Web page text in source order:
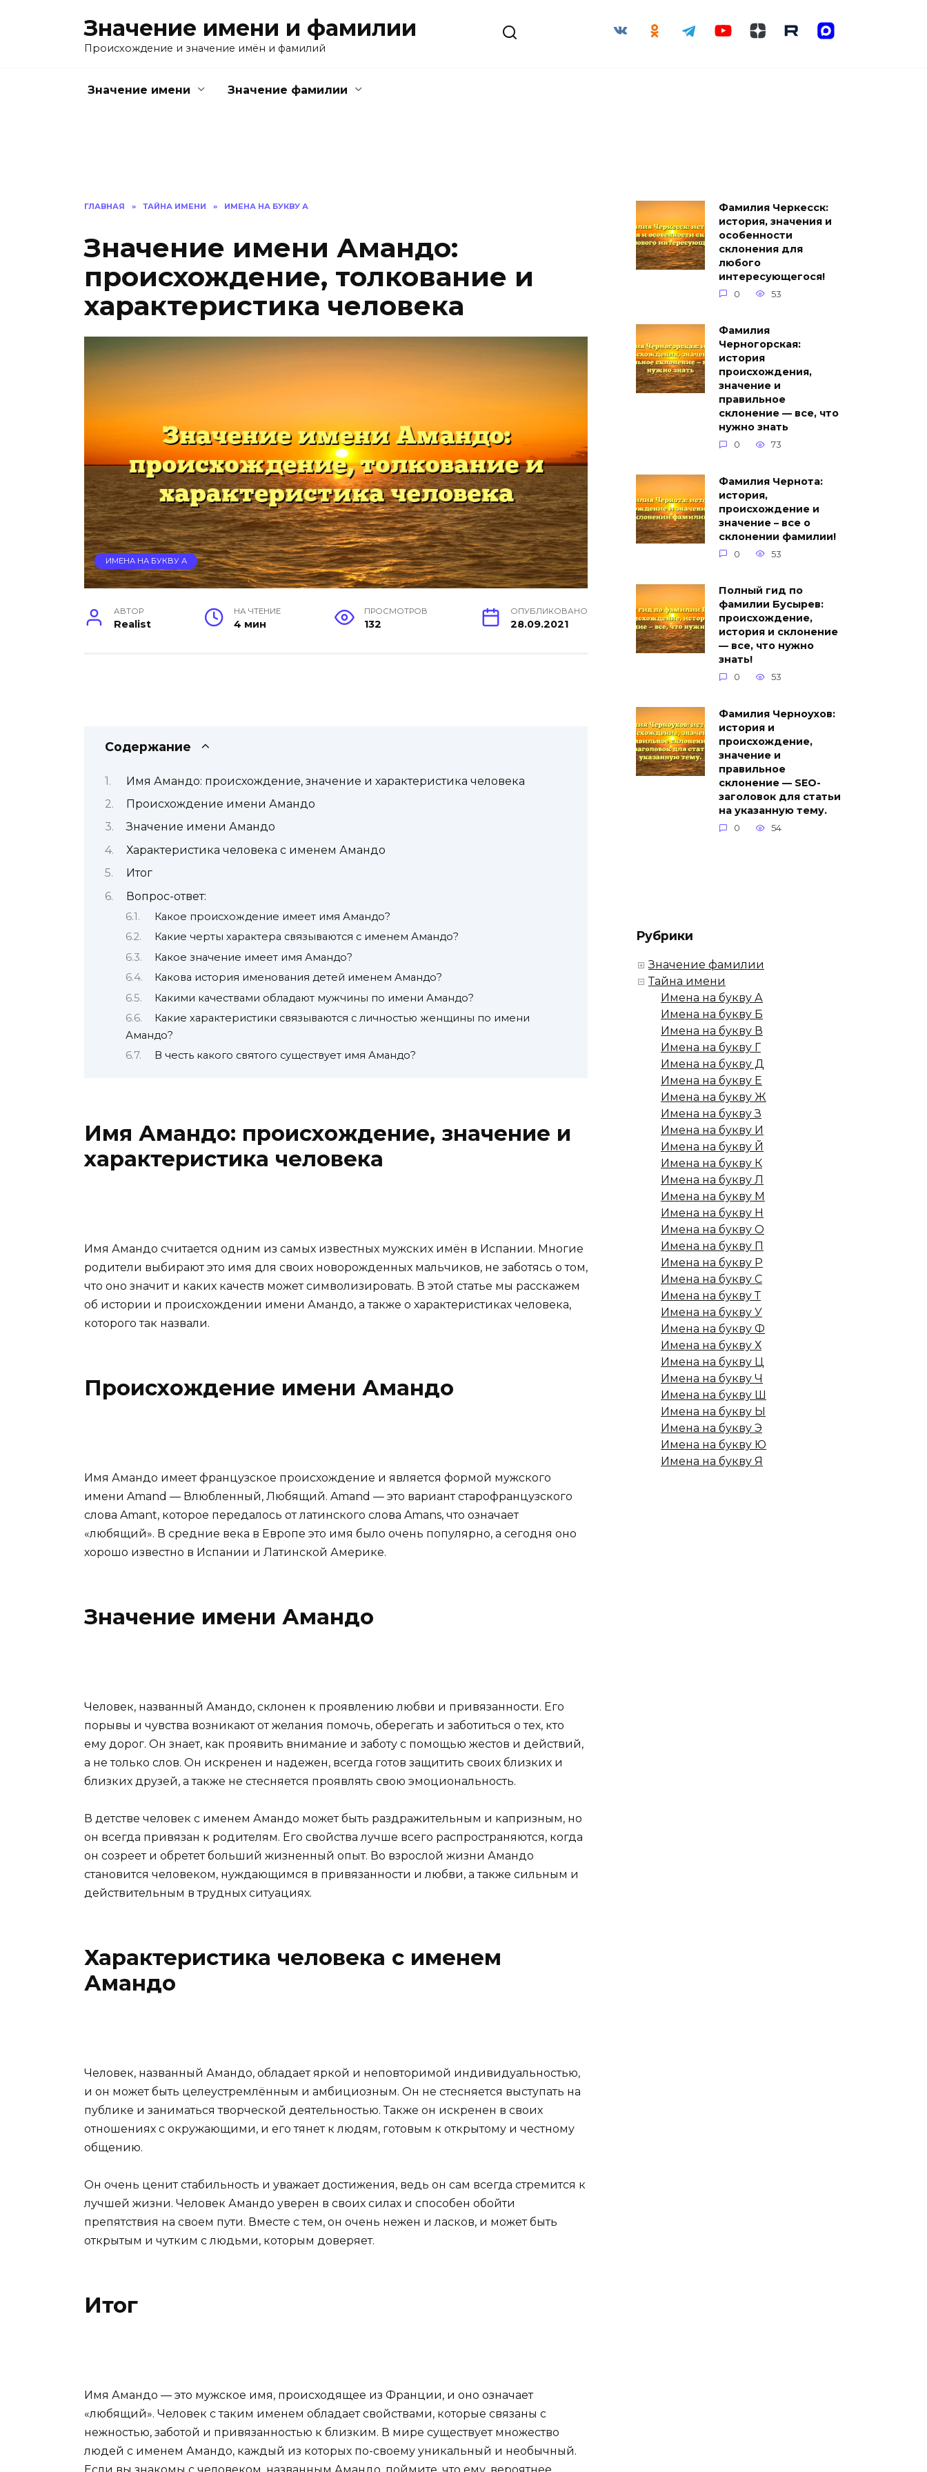
Значение имени и фамилии
Происхождение и значение имён и фамилий
Значение имени Значение фамилии
ГЛАВНАЯ » ТАЙНА ИМЕНИ » ИМЕНА НА БУКВУ А
Значение имени Амандо:
происхождение, толкование и
характеристика человека
ИМЕНА НА БУКВУ А
АВТОР
Realist
НА ЧТЕНИЕ
4 мин
ПРОСМОТРОВ
132
ОПУБЛИКОВАНО
28.09.2021
Содержание
Имя Амандо: происхождение, значение и характеристика человека
Происхождение имени Амандо
Значение имени Амандо
Характеристика человека с именем Амандо
Итог
Вопрос-ответ:
Какое происхождение имеет имя Амандо?
Какие черты характера связываются с именем Амандо?
Какое значение имеет имя Амандо?
Какова история именования детей именем Амандо?
Какими качествами обладают мужчины по имени Амандо?
Какие характеристики связываются с личностью женщины по имени
Амандо?
В честь какого святого существует имя Амандо?
Имя Амандо: происхождение, значение и
характеристика человека
Имя Амандо считается одним из самых известных мужских имён в Испании. Многие
родители выбирают это имя для своих новорожденных мальчиков, не заботясь о том,
что оно значит и каких качеств может символизировать. В этой статье мы расскажем
об истории и происхождении имени Амандо, а также о характеристиках человека,
которого так назвали.
Происхождение имени Амандо
Имя Амандо имеет французское происхождение и является формой мужского
имени Amand — Влюбленный, Любящий. Amand — это вариант старофранцузского
слова Amant, которое передалось от латинского слова Amans, что означает
«любящий». В средние века в Европе это имя было очень популярно, а сегодня оно
хорошо известно в Испании и Латинской Америке.
Значение имени Амандо
Человек, названный Амандо, склонен к проявлению любви и привязанности. Его
порывы и чувства возникают от желания помочь, оберегать и заботиться о тех, кто
ему дорог. Он знает, как проявить внимание и заботу с помощью жестов и действий,
а не только слов. Он искренен и надежен, всегда готов защитить своих близких и
близких друзей, а также не стесняется проявлять свою эмоциональность.
В детстве человек с именем Амандо может быть раздражительным и капризным, но
он всегда привязан к родителям. Его свойства лучше всего распространяются, когда
он созреет и обретет больший жизненный опыт. Во взрослой жизни Амандо
становится человеком, нуждающимся в привязанности и любви, а также сильным и
действительным в трудных ситуациях.
Характеристика человека с именем
Амандо
Человек, названный Амандо, обладает яркой и неповторимой индивидуальностью,
и он может быть целеустремлённым и амбициозным. Он не стесняется выступать на
публике и заниматься творческой деятельностью. Также он искренен в своих
отношениях с окружающими, и его тянет к людям, готовым к открытому и честному
общению.
Он очень ценит стабильность и уважает достижения, ведь он сам всегда стремится к
лучшей жизни. Человек Амандо уверен в своих силах и способен обойти
препятствия на своем пути. Вместе с тем, он очень нежен и ласков, и может быть
открытым и чутким с людьми, которым доверяет.
Итог
Имя Амандо — это мужское имя, происходящее из Франции, и оно означает
«любящий». Человек с таким именем обладает свойствами, которые связаны с
нежностью, заботой и привязанностью к близким. В мире существует множество
людей с именем Амандо, каждый из которых по-своему уникальный и необычный.
Фамилия Черкесск:
история, значения и
особенности
склонения для
любого
интересующегося!
0 53
Фамилия
Черногорская:
история
происхождения,
значение и
правильное
склонение — все, что
нужно знать
0 73
Фамилия Чернота:
история,
происхождение и
значение – все о
склонении фамилии!
0 53
Полный гид по
фамилии Бусырев:
происхождение,
история и склонение
— все, что нужно
знать!
0 53
Фамилия Черноухов:
история и
происхождение,
значение и
правильное
склонение — SEO-
заголовок для статьи
на указанную тему.
0 54
Рубрики
Значение фамилии
Тайна имени
Имена на букву А
Имена на букву Б
Имена на букву В
Имена на букву Г
Имена на букву Д
Имена на букву Е
Имена на букву Ж
Имена на букву З
Имена на букву И
Имена на букву Й
Имена на букву К
Имена на букву Л
Имена на букву М
Имена на букву Н
Имена на букву О
Имена на букву П
Имена на букву Р
Имена на букву С
Имена на букву Т
Имена на букву У
Имена на букву Ф
Имена на букву Х
Имена на букву Ц
Имена на букву Ч
Имена на букву Ш
Имена на букву Ы
Имена на букву Э
Имена на букву Ю
Имена на букву Я